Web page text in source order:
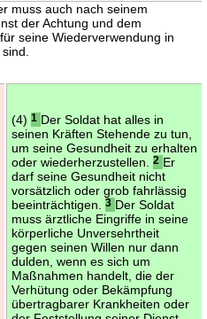
muss auch nach seinem
der Achtung und dem
seine Wiederverwendung in
(4) 1 Der Soldat hat alles in
seinen Kräften Stehende zu tun,
um seine Gesundheit zu erhalten
oder wiederherzustellen.
2 Er
darf seine Gesundheit nicht
vorsätzlich oder grob fahrlässig
beeinträchtigen.
3 Der Soldat
muss ärztliche Eingriffe in seine
körperliche Unversehrtheit
gegen seinen Willen nur dann
dulden, wenn es sich um
Maßnahmen handelt, die der
Verhütung oder Bekämpfung
übertragbarer Krankheiten oder